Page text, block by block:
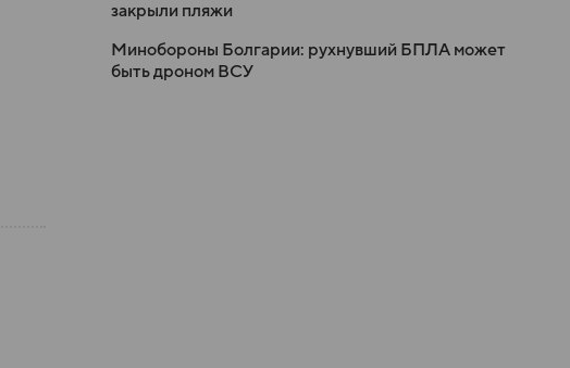
закрыли пляжи
Минобороны Болгарии: рухнувший БПЛА может
быть дроном ВСУ